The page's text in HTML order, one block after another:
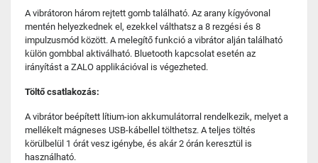
A vibrátoron három rejtett gomb található. Az arany kígyóvonal
mentén helyezkednek el, ezekkel válthatsz a 8 rezgési és 8
impulzusmód között. A melegítő funkció a vibrátor alján található
külön gombbal aktiválható. Bluetooth kapcsolat esetén az
irányítást a ZALO applikációval is végezheted.
Töltő csatlakozás:
A vibrátor beépített lítium-ion akkumulátorral rendelkezik, melyet a
mellékelt mágneses USB-kábellel tölthetsz. A teljes töltés
körülbelül 1 órát vesz igénybe, és akár 2 órán keresztül is
használható.